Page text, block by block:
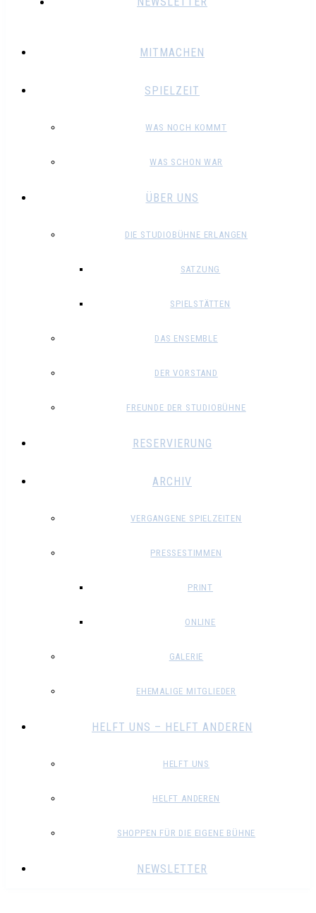
MITMACHEN
SPIELZEIT
WAS NOCH KOMMT
WAS SCHON WAR
ÜBER UNS
DIE STUDIOBÜHNE ERLANGEN
SATZUNG
SPIELSTÄTTEN
DAS ENSEMBLE
DER VORSTAND
FREUNDE DER STUDIOBÜHNE
RESERVIERUNG
ARCHIV
VERGANGENE SPIELZEITEN
PRESSESTIMMEN
PRINT
ONLINE
GALERIE
EHEMALIGE MITGLIEDER
HELFT UNS – HELFT ANDEREN
HELFT UNS
HELFT ANDEREN
SHOPPEN FÜR DIE EIGENE BÜHNE
NEWSLETTER